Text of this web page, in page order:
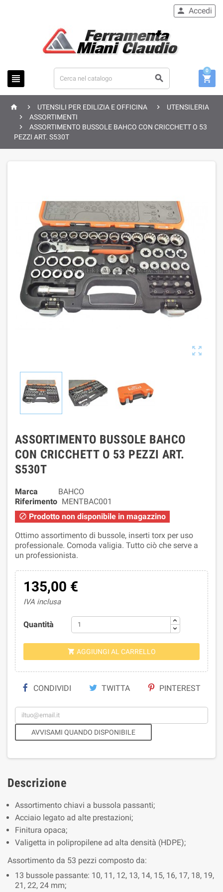
 
 Accedi

0
  UTENSILI PER EDILIZIA E OFFICINA 
UTENSILERIA

ASSORTIMENTI

ASSORTIMENTO BUSSOLE BAHCO CON CRICCHETT O 53
PEZZI ART. S530T

ASSORTIMENTO BUSSOLE BAHCO
CON CRICCHETT O 53 PEZZI ART.
S530T
Marca
BAHCO
Riferimento MENTBAC001
 Prodotto non disponibile in magazzino
Ottimo assortimento di bussole, inserti torx per uso
professionale. Comoda valigia. Tutto ciò che serve a
un professionista.
135,00 €
IVA inclusa
Quantità
 AGGIUNGI AL CARRELLO
CONDIVIDI TWITTA PINTEREST
AVVISAMI QUANDO DISPONIBILE
Descrizione
Assortimento chiavi a bussola passanti;
Acciaio legato ad alte prestazioni;
Finitura opaca;
Valigetta in polipropilene ad alta densità (HDPE);
Assortimento da 53 pezzi composto da:
13 bussole passante: 10, 11, 12, 13, 14, 15, 16, 17, 18, 19,
21, 22, 24 mm;